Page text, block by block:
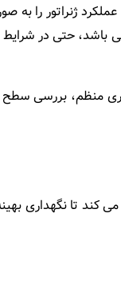
ژنراتور را به
باشد، حتی در
منظم، بررسی
کند تا نگهداری